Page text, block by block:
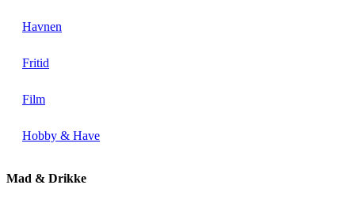
Havnen
Fritid
Film
Hobby & Have
Mad & Drikke